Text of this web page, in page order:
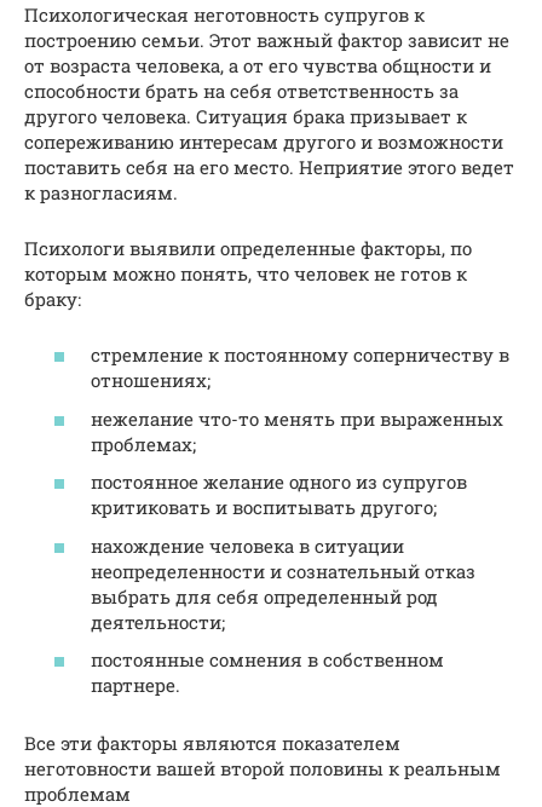
Психологическая неготовность супругов к
построению семьи. Этот важный фактор зависит не
от возраста человека, а от его чувства общности и
способности брать на себя ответственность за
другого человека. Ситуация брака призывает к
сопереживанию интересам другого и возможности
поставить себя на его место. Неприятие этого ведет
к разногласиям.
Психологи выявили определенные факторы, по
которым можно понять, что человек не готов к
браку:
стремление к постоянному соперничеству в
отношениях;
нежелание что-то менять при выраженных
проблемах;
постоянное желание одного из супругов
критиковать и воспитывать другого;
нахождение человека в ситуации
неопределенности и сознательный отказ
выбрать для себя определенный род
деятельности;
постоянные сомнения в собственном
партнере.
Все эти факторы являются показателем
неготовности вашей второй половины к реальным
проблемам